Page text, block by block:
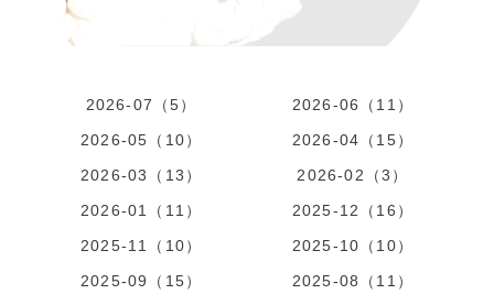
2026-07（5）
2026-06（11）
2026-05（10）
2026-04（15）
2026-03（13）
2026-02（3）
2026-01（11）
2025-12（16）
2025-11（10）
2025-10（10）
2025-09（15）
2025-08（11）